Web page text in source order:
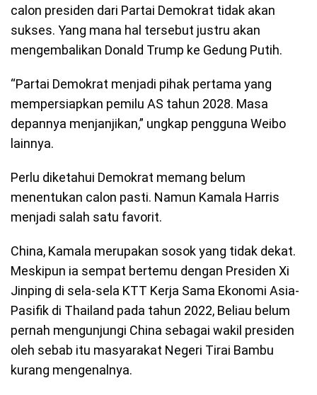
calon presiden dari Partai Demokrat tidak akan
sukses. Yang mana hal tersebut justru akan
mengembalikan Donald Trump ke Gedung Putih.
“Partai Demokrat menjadi pihak pertama yang
mempersiapkan pemilu AS tahun 2028. Masa
depannya menjanjikan,” ungkap pengguna Weibo
lainnya.
Perlu diketahui Demokrat memang belum
menentukan calon pasti. Namun Kamala Harris
menjadi salah satu favorit.
China, Kamala merupakan sosok yang tidak dekat.
Meskipun ia sempat bertemu dengan Presiden Xi
Jinping di sela-sela KTT Kerja Sama Ekonomi Asia-
Pasifik di Thailand pada tahun 2022, Beliau belum
pernah mengunjungi China sebagai wakil presiden
oleh sebab itu masyarakat Negeri Tirai Bambu
kurang mengenalnya.